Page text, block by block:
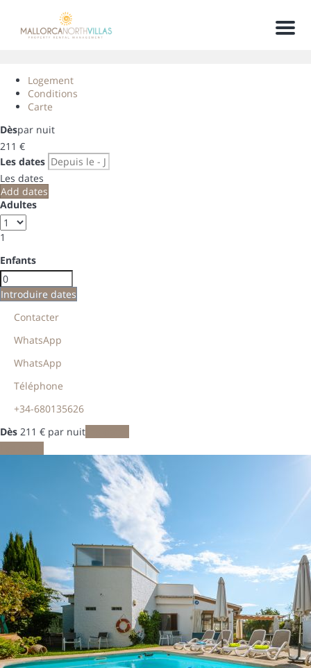
Menu
Logement
Conditions
Carte
Dèspar nuit
211 €
Les dates
Les dates
Add dates
Adultes
1
Enfants
Introduire dates
Contacter
WhatsApp
WhatsApp
Téléphone
+34-680135626
Dès 211 € par nuit